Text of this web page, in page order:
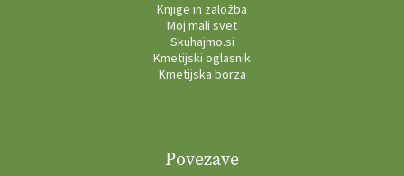
Knjige in založba
Moj mali svet
Skuhajmo.si
Kmetijski oglasnik
Kmetijska borza
Povezave